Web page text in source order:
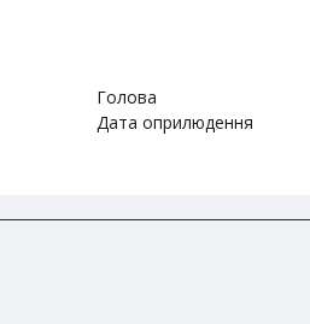
Голова
Дата оприлюдення